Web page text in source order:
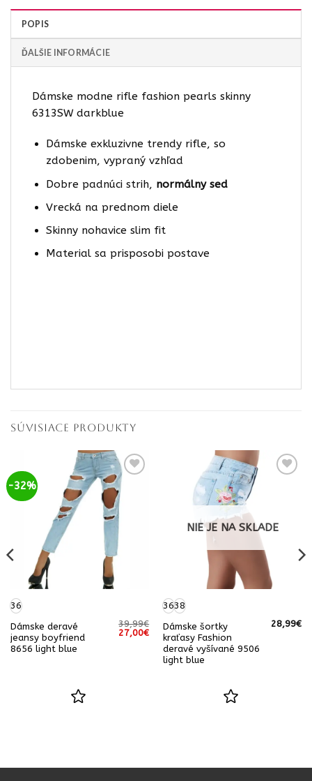
POPIS
ĎALŠIE INFORMÁCIE
Dámske modne rifle fashion pearls skinny
6313SW darkblue
Dámske exkluzivne trendy rifle, so
zdobenim, vypraný vzhľad
Dobre padnúci strih, normálny sed
Vrecká na prednom diele
Skinny nohavice slim fit
Material sa prisposobi postave
SÚVISIACE PRODUKTY
-32%
36
Dámske deravé
jeansy boyfriend
8656 light blue
39,99€
Pôvodná
27,00€Aktuálna
cena
27,00€.
NIE JE NA SKLADE
3638
Dámske šortky
kraťasy Fashion
deravé vyšívané 9506
light blue
28,99€